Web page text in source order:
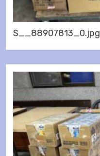
S__88907813_0.jpg